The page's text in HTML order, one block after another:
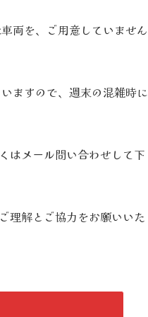
両を、ご用意していません
ますので、週末の混雑時に
はメール問い合わせして下
理解とご協力をお願いいた